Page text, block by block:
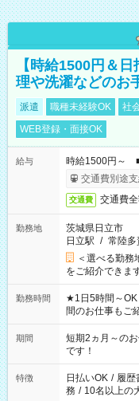
【時給1500円＆
理や洗濯などのお
派遣 職種未経験OK 社
WEB登録・面接OK
給与
時給1500円～
交通費別途支
交通費 交通費
勤務地
茨城県日立市
日立駅 / 常陸多
＜選べる勤
をご紹介できま
勤務時間
★1日5時間～OK
間のお仕事もご
家庭の都合でお
※週最低15時間
期間
短期2ヵ月～の
です！
特徴 日払いOK / 履歴
務 / 10名以上の